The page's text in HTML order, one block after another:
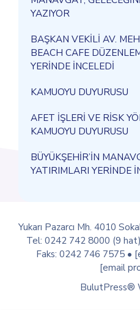
YAZIYOR
BAŞKAN VEKİLİ AV.
BEACH CAFE
YERİNDE İNCELEDİ
KAMUOYU DUYURUSU
AFET İŞLERİ VE RİSK
KAMUOYU DUYURUSU
BÜYÜKŞEHİR’İN
YATIRIMLARI YERİNDE
Yukarı Pazarcı Mh. 4010
Tel: 0242 742 8000 (9
Faks: 0242 746 7575 •
[email
BulutPress®